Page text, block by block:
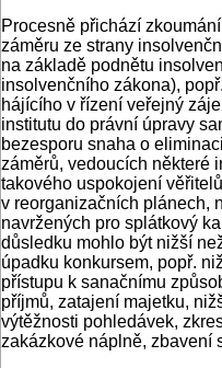
Procesně přichází
záměru ze strany
na základě podnětu
insolvenčního zákona),
hájícího v řízení veřejný
institutu do právní úpravy
bezesporu snaha o
záměrů, vedoucích některé
takového uspokojení
v reorganizačních plánech,
navržených pro splátkový
důsledku mohlo být nižší
úpadku konkursem, popř.
přístupu k sanačnímu
příjmů, zatajení majetku,
výtěžnosti pohledávek,
zakázkové náplně, zbavení